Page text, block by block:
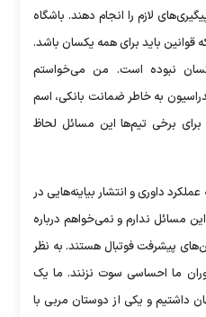
لازم را انجام دهند. باشگاه
قوانین باید برای همه یکسان باشد.
نبوده است. من می‌خواستم
به خاطر ضمانت بانکی، اسم
برخی تیم‌ها این مسائل لحاظ
داوری و انتشار بیاینه‌هایی در
مسائل ندارم و نمی‌خواهم درباره
پیشرفت فوتبال هستند. به نظر
ما احساسی سوت نزنند. ما یک
داشتیم و یکی از دوستان مربی با